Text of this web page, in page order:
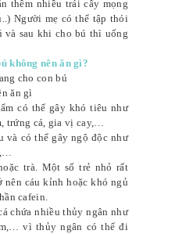
thêm nhiều trái cây mọng
Người mẹ có thể tập thói
và sau khi cho bú thì uống
không nên ăn gì?
cho con bú
ăn gì
có thể gây khó tiêu như
trứng cá, gia vị cay,…
và có thể gây ngộ độc như
trà. Một số trẻ nhỏ rất
nên cáu kỉnh hoặc khó ngủ
cafein.
chứa nhiều thủy ngân như
vì thủy ngân có thể đi